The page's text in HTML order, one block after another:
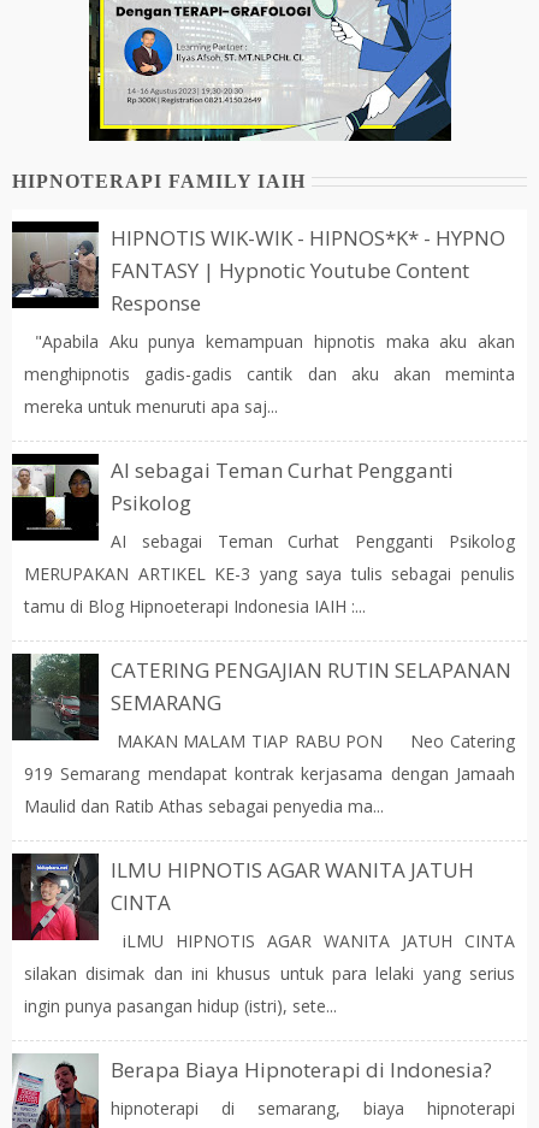
HIPNOTERAPI FAMILY IAIH
HIPNOTIS WIK-WIK - HIPNOS*K* - HYPNO
FANTASY | Hypnotic Youtube Content
Response
"Apabila Aku punya kemampuan hipnotis maka aku akan
menghipnotis gadis-gadis cantik dan aku akan meminta
mereka untuk menuruti apa saj...
AI sebagai Teman Curhat Pengganti
Psikolog
AI sebagai Teman Curhat Pengganti Psikolog
MERUPAKAN ARTIKEL KE-3 yang saya tulis sebagai penulis
tamu di Blog Hipnoeterapi Indonesia IAIH :...
CATERING PENGAJIAN RUTIN SELAPANAN
SEMARANG
MAKAN MALAM TIAP RABU PON Neo Catering
919 Semarang mendapat kontrak kerjasama dengan Jamaah
Maulid dan Ratib Athas sebagai penyedia ma...
ILMU HIPNOTIS AGAR WANITA JATUH
CINTA
iLMU HIPNOTIS AGAR WANITA JATUH CINTA
silakan disimak dan ini khusus untuk para lelaki yang serius
ingin punya pasangan hidup (istri), sete...
Berapa Biaya Hipnoterapi di Indonesia?
hipnoterapi di semarang, biaya hipnoterapi